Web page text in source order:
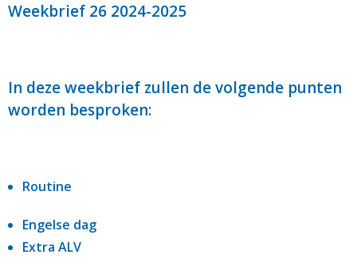
Weekbrief 26 2024-2025
In deze weekbrief zullen de volgende punten
worden besproken:
Routine
Engelse dag
Extra ALV